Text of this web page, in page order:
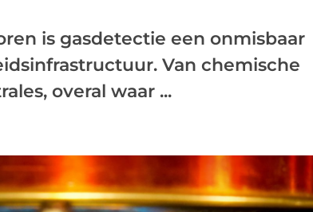
is gasdetectie een onmisbaar
Van chemische
overal waar ...